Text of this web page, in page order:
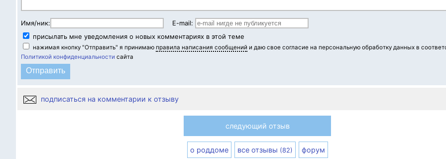
Имя/ник:
E-mail:
присылать мне уведомления о новых комментариях в этой теме
нажимая кнопку "Отправить" я принимаю правила написания сообщений и даю свое согласие на персональную обработку данных в
Политикой конфиденциальности сайта
подписаться на комментарии к отзыву
следующий отзыв
о роддоме все отзывы (82) форум